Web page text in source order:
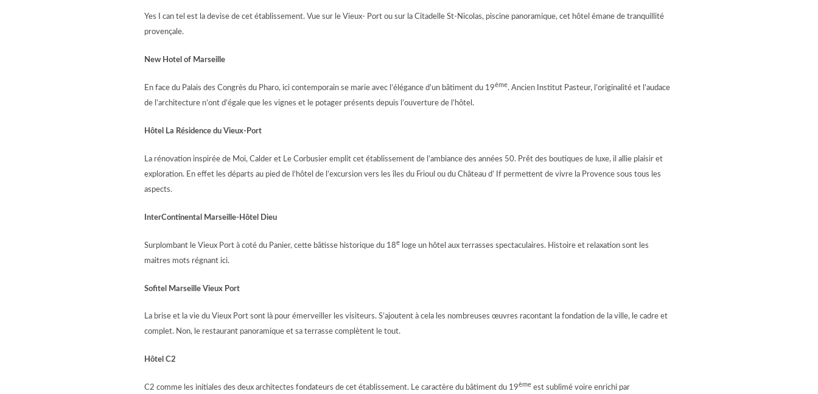
Yes I can tel est la devise de cet établissement. Vue sur le Vieux- Port ou sur la Citadelle St-Nicolas, piscine panoramique, cet hôtel émane de tranquillité
provençale.
New Hotel of Marseille
En face du Palais des Congrès du Pharo, ici contemporain se marie avec l’élégance d’un bâtiment du 19ème. Ancien Institut Pasteur, l’originalité et l’audace
de l’architecture n’ont d’égale que les vignes et le potager présents depuis l’ouverture de l’hôtel.
Hôtel La Résidence du Vieux-Port
La rénovation inspirée de Moi, Calder et Le Corbusier emplit cet établissement de l’ambiance des années 50. Prêt des boutiques de luxe, il allie plaisir et
exploration. En effet les départs au pied de l’hôtel de l’excursion vers les îles du Frioul ou du Château d’ If permettent de vivre la Provence sous tous les
aspects.
InterContinental Marseille-Hôtel Dieu
Surplombant le Vieux Port à coté du Panier, cette bâtisse historique du 18e loge un hôtel aux terrasses spectaculaires. Histoire et relaxation sont les
maitres mots régnant ici.
Sofitel Marseille Vieux Port
La brise et la vie du Vieux Port sont là pour émerveiller les visiteurs. S’ajoutent à cela les nombreuses œuvres racontant la fondation de la ville, le cadre et
complet. Non, le restaurant panoramique et sa terrasse complètent le tout.
Hôtel C2
C2 comme les initiales des deux architectes fondateurs de cet établissement. Le caractère du bâtiment du 19ème est sublimé voire enrichi par